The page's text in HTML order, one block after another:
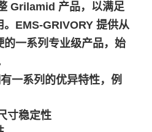
Grilamid 产品，以满足
EMS-GRIVORY 提供从
的一系列专业级产品，始
一系列的优异特性，例
寸稳定性